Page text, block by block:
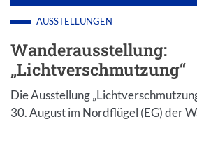
AUSSTELLUNGEN
Wanderausstellung:
„Lichtverschmutzung“
Die Ausstellung
30. August im Nordflügel (EG) der